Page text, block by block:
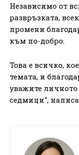
Независимо от
развръзката,
промени
към по-добро.
Това е всичко,
темата, и
уважите
седмици",